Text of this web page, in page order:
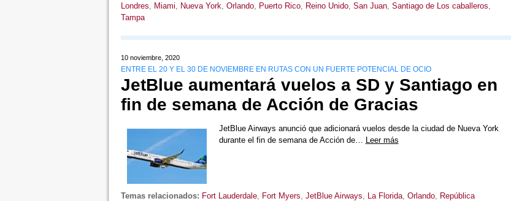
Londres
Miami Nueva York Orlando, Puerto Rico, Reino Unido, San Juan, Santiago de Los caballeros
Tampa
10 noviembre, 2020
ENTRE EL 20 Y EL 30 DE NOVIEMBRE EN RUTAS CON UN FUERTE POTENCIAL DE OCIO
JetBlue aumentará vuelos a SD y Santiago en
fin de semana de Acción de Gracias
JetBlue Airways anunció que adicionará vuelos desde la ciudad de Nueva York
durante el fin de semana de Acción de… Leer más
Temas relacionados: Fort Lauderdale, Fort Myers JetBlue Airways La Florida, Orlando, República